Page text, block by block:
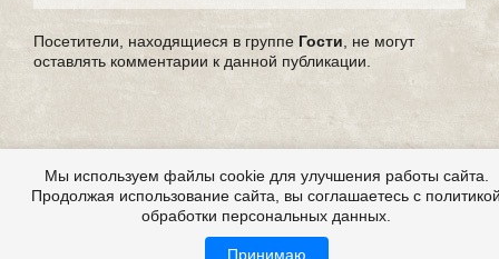
Посетители, находящиеся в группе Гости , не могут
оставлять комментарии к данной публикации.
Мы используем файлы cookie для улучшения работы сайта.
Продолжая использование сайта, вы соглашаетесь с
обработки персональных данных.
Принимаю